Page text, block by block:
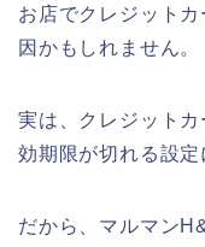
お店でクレジット
因かもしれません。
実は、クレジット
効期限が切れる設
だから、マルマン